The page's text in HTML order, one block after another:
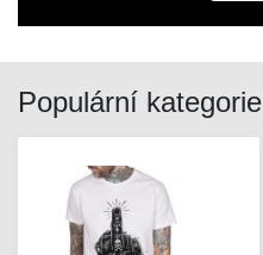
Populární kategorie